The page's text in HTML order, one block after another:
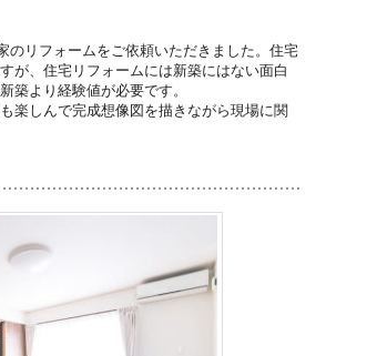
のリフォームをご依頼いただきました。住宅
が、住宅リフォームには新築にはない面白
築より経験値が必要です。
楽しんで完成想像図を描きながら現場に関